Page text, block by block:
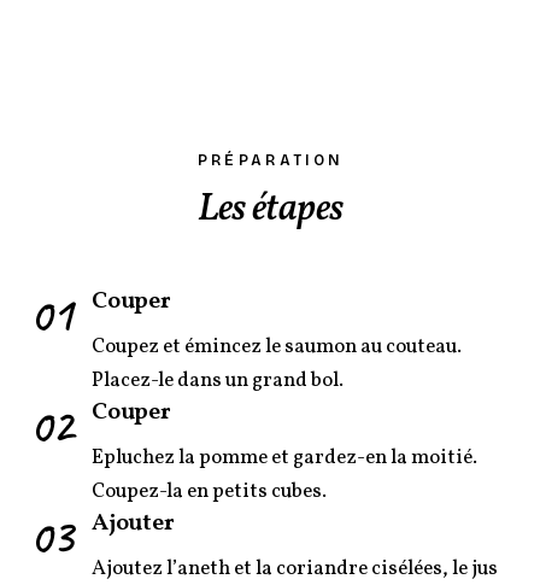
PRÉPARATION
Les étapes
01 Couper
Coupez et émincez le saumon au couteau.
Placez-le dans un grand bol.
02 Couper
Epluchez la pomme et gardez-en la moitié.
Coupez-la en petits cubes.
03 Ajouter
Ajoutez l’aneth et la coriandre cisélées, le jus